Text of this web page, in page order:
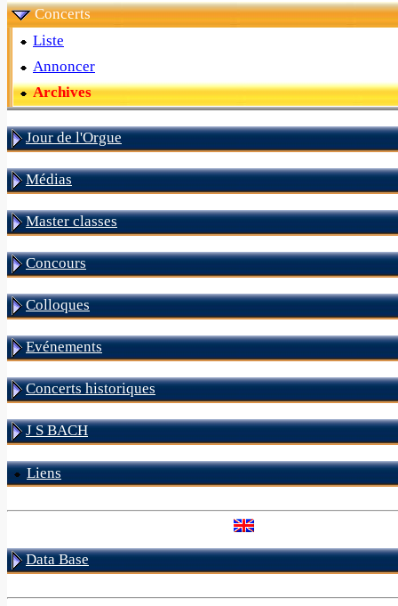
Concerts
Liste
Annoncer
Archives
Jour de l'Orgue
Médias
Master classes
Concours
Colloques
Evénements
Concerts historiques
J S BACH
Liens
Data Base